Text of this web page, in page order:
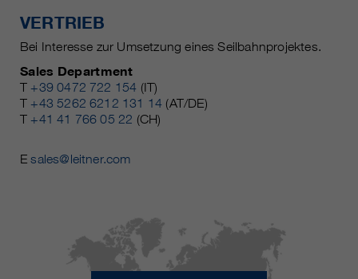
VERTRIEB
Bei Interesse zur Umsetzung eines Seilbahnprojektes.
Sales Department
T +39 0472 722 154 (IT)
T +43 5262 6212 131 14 (AT/DE)
T +41 41 766 05 22 (CH)
Esales@leitner.com